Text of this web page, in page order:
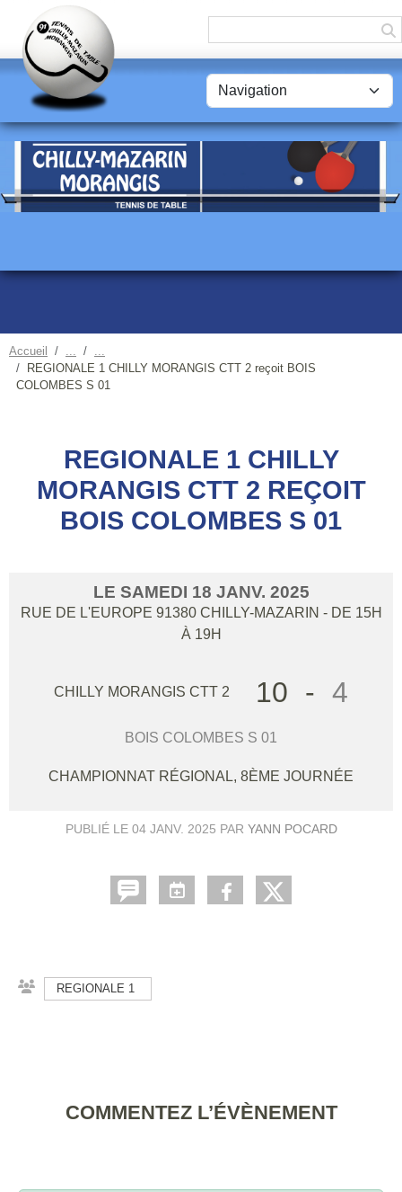
Accueil
REGIONALE 1 CHILLY MORANGIS CTT 2 reçoit BOIS
COLOMBES S 01
REGIONALE 1 CHILLY
MORANGIS CTT 2 REÇOIT
BOIS COLOMBES S 01
LE SAMEDI 18 JANV. 2025
RUE DE L'EUROPE 91380 CHILLY-MAZARIN - DE 15H
À 19H
CHILLY MORANGIS CTT 2 10 - 4
BOIS COLOMBES S 01
CHAMPIONNAT RÉGIONAL, 8ÈME JOURNÉE
PUBLIÉ LE 04 JANV. 2025 PAR YANN POCARD
REGIONALE 1
COMMENTEZ L’ÉVÈNEMENT
Panneau de gestion des cookies